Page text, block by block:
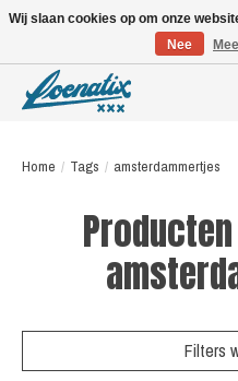
Home / Tags / amsterdammertjes
Filters
Wij slaan cookies op om onze
Nee